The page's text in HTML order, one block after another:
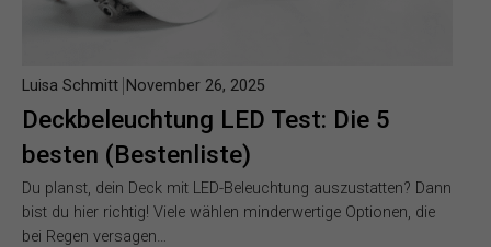
Deckbeleuchtung LED Test: Die 5
besten (Bestenliste)
Luisa Schmitt November 26, 2025
Du planst, dein Deck mit LED-Beleuchtung auszustatten? Dann
bist du hier richtig! Viele wählen minderwertige Optionen, die
bei Regen versagen…